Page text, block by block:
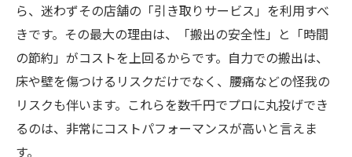
ら、迷わずその店舗の「引き取りサービス」を利用すべ
きです。その最大の理由は、「搬出の安全性」と「時間
の節約」がコストを上回るからです。自力での搬出は、
床や壁を傷つけるリスクだけでなく、腰痛などの怪我の
リスクも伴います。これらを数千円でプロに丸投げでき
るのは、非常にコストパフォーマンスが高いと言えま